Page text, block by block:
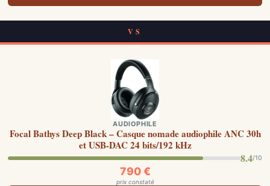
VS
AUDIOPHILE
Focal Bathys Deep Black – Casque nomade audiophile ANC 30h
et USB-DAC 24 bits/192 kHz
8.4/10
790 €
prix constaté